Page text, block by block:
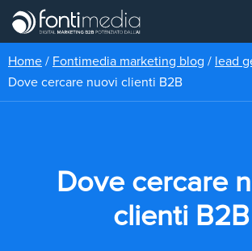
Home / Fontimedia marketing blog / lead
Dove cercare nuovi clienti B2B
Dove cercare
clienti B2B